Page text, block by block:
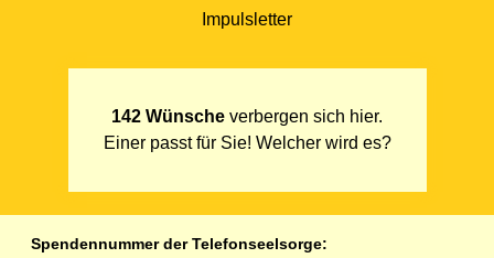
Impulsletter
142 Wünsche verbergen sich hier.
Einer passt für Sie! Welcher wird es?
Spendennummer der Telefonseelsorge: